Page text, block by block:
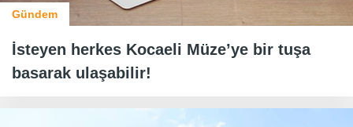
Gündem
İsteyen herkes Kocaeli Müze’ye bir tuşa
basarak ulaşabilir!